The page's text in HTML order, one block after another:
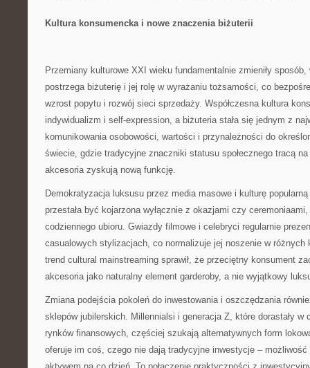
Kultura konsumencka i nowe znaczenia biżuterii
Przemiany kulturowe XXI wieku fundamentalnie zmieniły sposób,
postrzega biżuterię i jej rolę w wyrażaniu tożsamości, co
wzrost popytu i rozwój sieci sprzedaży. Współczesna kultura
indywidualizm i self-expression, a biżuteria stała się jednym z
komunikowania osobowości, wartości i przynależności do
świecie, gdzie tradycyjne znaczniki statusu społecznego tracą
akcesoria zyskują nową funkcję.
Demokratyzacja luksusu przez media masowe i kulturę popularną
przestała być kojarzona wyłącznie z okazjami czy
codziennego ubioru. Gwiazdy filmowe i celebryci regularnie
casualowych stylizacjach, co normalizuje jej noszenie w różnych
trend cultural mainstreaming sprawił, że przeciętny konsument
akcesoria jako naturalny element garderoby, a nie wyjątkowy
Zmiana podejścia pokoleń do inwestowania i oszczędzania
sklepów jubilerskich. Millennialsi i generacja Z, które dorastały w
rynków finansowych, częściej szukają alternatywnych form
oferuje im coś, czego nie dają tradycyjne inwestycje –